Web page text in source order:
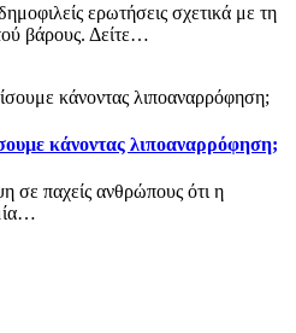
ερωτήσεις σχετικά με τη
βάρους. Δείτε…
κάνοντας λιποαναρρόφηση;
σε παχείς ανθρώπους ότι η
…